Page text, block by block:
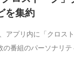
を集約
アプリ内に「クロス
番組のパーソナリ